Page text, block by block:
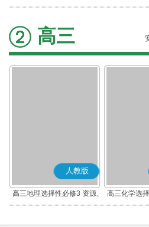
编版)
高三
人教版
高三地理选择性必修3 资源、
环境与国家安全
高三化学选